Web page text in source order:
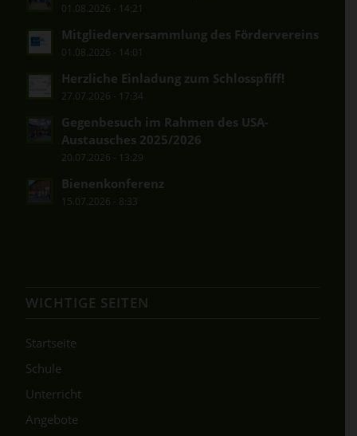
01.08.2026 - 14:21
Mitgliederversammlung des Fördervereins
01.08.2026 - 14:01
Herzliche Einladung zum Schlosspfiff!
27.07.2026 - 17:34
Gegenbesuch im Rahmen des USA-
Austausches 2025/2026
20.07.2026 - 13:29
Bienenkonferenz
15.07.2026 - 8:33
WICHTIGE SEITEN
Startseite
Schule
Unterricht
Angebote